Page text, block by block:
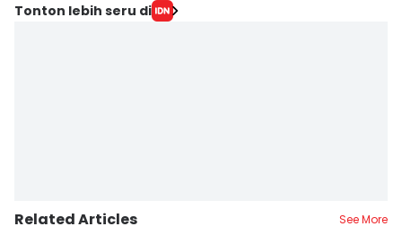
Tonton lebih seru di
Related Articles See More